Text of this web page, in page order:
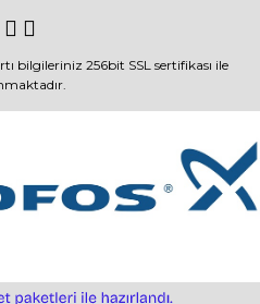
bilgileriniz 256bit SSL sertifikası ile
e-